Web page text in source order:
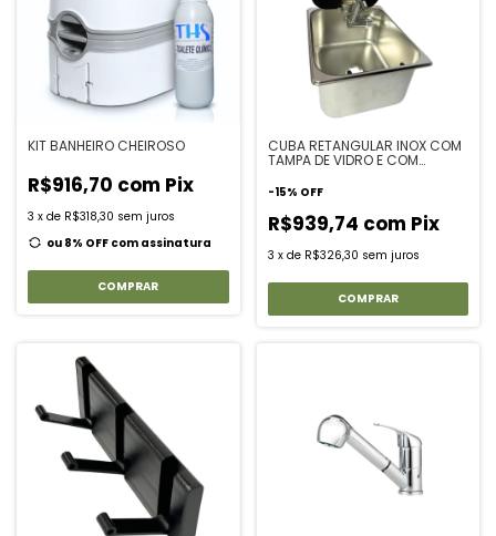
KIT BANHEIRO CHEIROSO
R$916,70 com Pix
3 x de R$318,30 sem juros
ou 8% OFF com assinatura
COMPRAR
CUBA RETANGULAR INOX COM
TAMPA DE VIDRO E COM
-15% OFF
R$939,74 com Pix
3 x de R$326,30 sem juros